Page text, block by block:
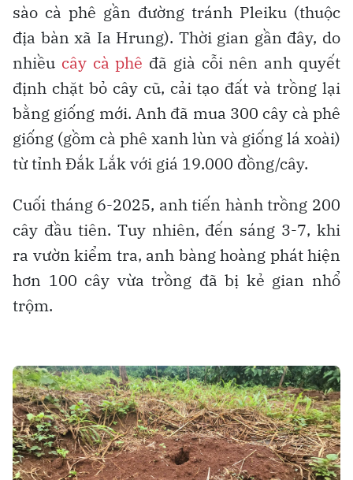
sào cà phê gần đường tránh Pleiku (thuộc
địa bàn xã Ia Hrung). Thời gian gần đây, do
nhiều cây cà phê đã già cỗi nên anh quyết
định chặt bỏ cây cũ, cải tạo đất và trồng lại
bằng giống mới. Anh đã mua 300 cây cà phê
giống (gồm cà phê xanh lùn và giống lá xoài)
từ tỉnh Đắk Lắk với giá 19.000 đồng/cây.
Cuối tháng 6-2025, anh tiến hành trồng 200
cây đầu tiên. Tuy nhiên, đến sáng 3-7, khi
ra vườn kiểm tra, anh bàng hoàng phát hiện
hơn 100 cây vừa trồng đã bị kẻ gian nhổ
trộm.